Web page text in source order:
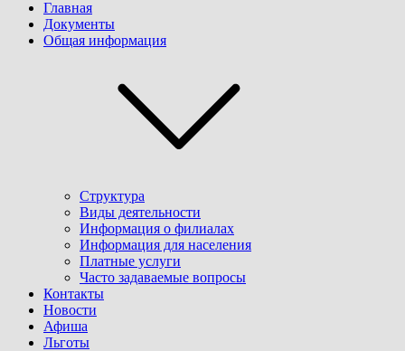
Главная
Документы
Общая информация
Структура
Виды деятельности
Информация о филиалах
Информация для населения
Платные услуги
Часто задаваемые вопросы
Контакты
Новости
Афиша
Льготы